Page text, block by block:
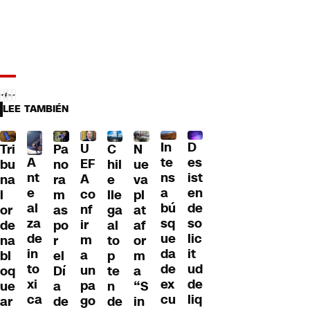
LEE TAMBIÉN
Tri
bu
na
l
or
de
na
bl
oq
ue
ar
A
nt
e
al
za
de
in
to
xi
ca
Pa
no
ra
m
as
po
r
el
Dí
a
de
U
EF
A
co
nf
ir
m
a
un
pa
go
C
hil
e
lle
ga
al
to
p
te
n
de
N
ue
va
pl
at
af
or
m
a
“S
in
In
te
ns
a
bú
sq
ue
da
de
ex
cu
D
es
ist
en
de
so
lic
it
ud
de
liq